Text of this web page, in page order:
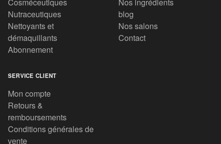
Cosméceutiques
Nutraceutiques
Nettoyants et
démaquillants
Abonnement
Nos ingrédients
blog
Nos salons
Contact
SERVICE CLIENT
Mon compte
Retours &
remboursements
Conditions générales de
vente